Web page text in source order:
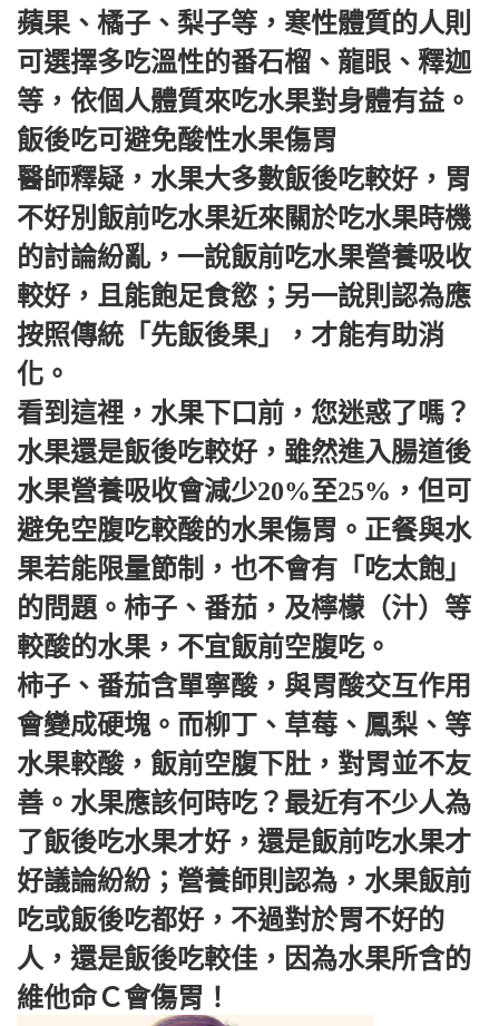
蘋果、橘子、梨子等，寒性體質的人則
可選擇多吃溫性的番石榴、龍眼、釋迦
等，依個人體質來吃水果對身體有益。
飯後吃可避免酸性水果傷胃
醫師釋疑，水果大多數飯後吃較好，胃
不好別飯前吃水果近來關於吃水果時機
的討論紛亂，一說飯前吃水果營養吸收
較好，且能飽足食慾；另一說則認為應
按照傳統「先飯後果」，才能有助消
化。
看到這裡，水果下口前，您迷惑了嗎？
水果還是飯後吃較好，雖然進入腸道後
水果營養吸收會減少20%至25%，但可
避免空腹吃較酸的水果傷胃。正餐與水
果若能限量節制，也不會有「吃太飽」
的問題。柿子、番茄，及檸檬（汁）等
較酸的水果，不宜飯前空腹吃。
柿子、番茄含單寧酸，與胃酸交互作用
會變成硬塊。而柳丁、草莓、鳳梨、等
水果較酸，飯前空腹下肚，對胃並不友
善。水果應該何時吃？最近有不少人為
了飯後吃水果才好，還是飯前吃水果才
好議論紛紛；營養師則認為，水果飯前
吃或飯後吃都好，不過對於胃不好的
人，還是飯後吃較佳，因為水果所含的
維他命Ｃ會傷胃！